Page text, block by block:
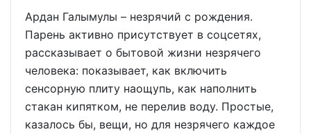
Ардан Галымулы – незрячий с рождения.
Парень активно присутствует в соцсетях,
рассказывает о бытовой жизни незрячего
человека: показывает, как включить
сенсорную плиту наощупь, как наполнить
стакан кипятком, не перелив воду. Простые,
казалось бы, вещи, но для незрячего каждое